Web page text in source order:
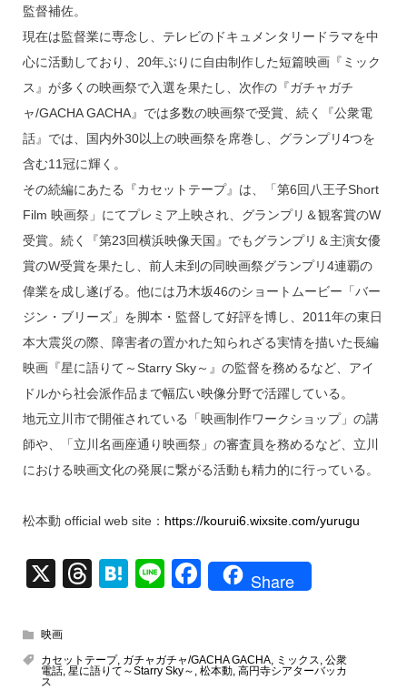
監督補佐。
現在は監督業に専念し、テレビのドキュメンタリードラマを中
心に活動しており、20年ぶりに自由制作した短篇映画『ミック
ス』が多くの映画祭で入選を果たし、次作の『ガチャガチ
ャ/GACHA GACHA』では多数の映画祭で受賞、続く『公衆電
話』では、国内外30以上の映画祭を席巻し、グランプリ4つを
含む11冠に輝く。
その続編にあたる『カセットテープ』は、「第6回八王子Short
Film 映画祭」にてプレミア上映され、グランプリ＆観客賞のW
受賞。続く『第23回横浜映像天国』でもグランプリ＆主演女優
賞のW受賞を果たし、前人未到の同映画祭グランプリ4連覇の
偉業を成し遂げる。他には乃木坂46のショートムービー「バー
ジン・ブリーズ」を脚本・監督して好評を博し、2011年の東日
本大震災の際、障害者の置かれた知られざる実情を描いた長編
映画『星に語りて～Starry Sky～』の監督を務めるなど、アイ
ドルから社会派作品まで幅広い映像分野で活躍している。
地元立川市で開催されている「映画制作ワークショップ」の講
師や、「立川名画座通り映画祭」の審査員を務めるなど、立川
における映画文化の発展に繋がる活動も精力的に行っている。
松本動 official web site： https://kourui6.wixsite.com/yurugu
X
T
a
H
n
Li
F
e
Share
映画
カセットテープ, ガチャガチャ/GACHA GACHA, ミックス, 公衆
電話, 星に語りて～Starry Sky～ , 松本動, 高円寺シアターバッカ
ス